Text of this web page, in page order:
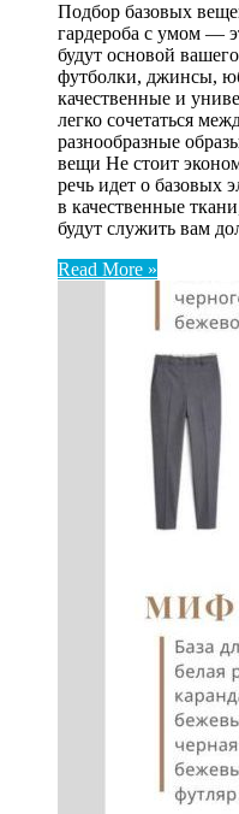
Подбор базовых
гардероба с умом —
будут основой
футболки, джинсы,
качественные и
легко сочетаться
разнообразные
вещи Не стоит
речь идет о базовых
в качественные
будут служить вам
Read More »